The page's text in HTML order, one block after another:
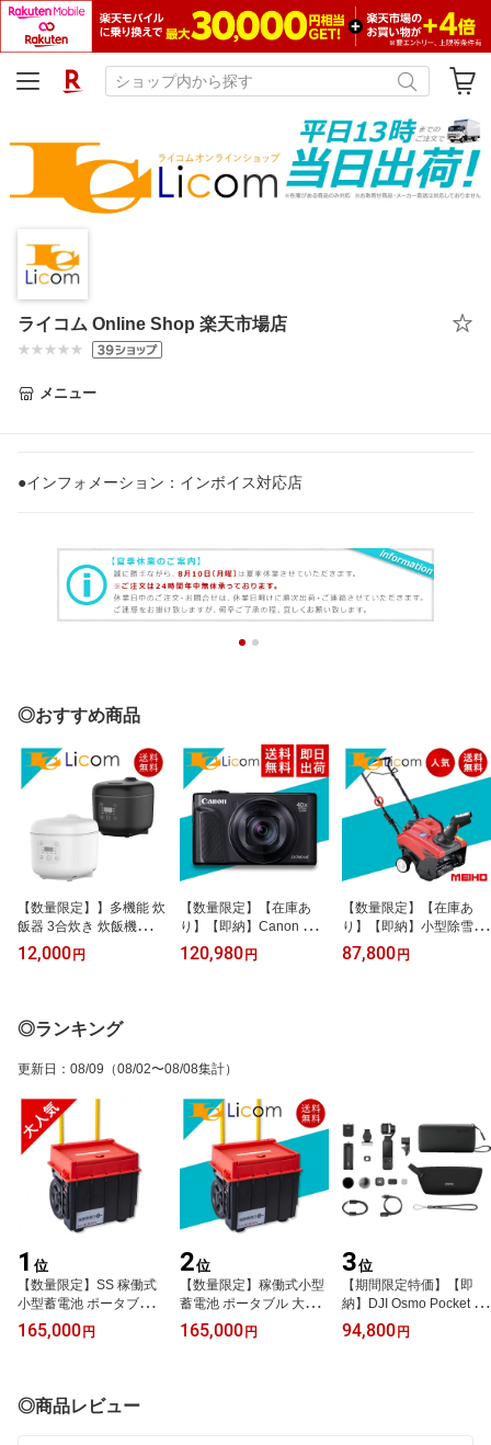
ライコム Online Shop 楽天市場店
メニュー
●インフォメーション：インボイス対応店
◎おすすめ商品
【数量限定】】多機能 炊
飯器 3合炊き 炊飯機能 炊
飯ジャー 7種類の調理メ
ニュー 白米・早炊き・炊
能 フード しゃもじ 計量
カップ 食品 おしゃれ 3合
ク ホワイト 新モデル
12,000 円
【数量限定】【在庫あ
り】【即納】Canon コン
パクトデジタルカメラ P
owerShot SX740 HS BK
120,980 円
【数量限定】【在庫あ
り】【即納】小型除雪機
スノーブロワ スコッピー
エンジン式 電動 除雪機
87,800 円
◎ランキング
更新日 ： 08/09 （08/02〜08/08集計）
1 位
【数量限定】SS 稼働式
小型蓄電池 ポータブル
大容量 最大出力1000W
非常用電源 家庭用 業務
災 災害 備蓄 台風 地震 バ
ッテリー
165,000 円
2位
【数量限定】稼働式小型
蓄電池 ポータブル 大容
量 最大出力1000W 非常
用電源 家庭用 業務用 ス
165,000 円
3位
【期間限定特価】【即
納】DJI Osmo Pocket 4
クリエイター コンボ ポ
ケットジンバルカメラ オ
94,800 円
◎商品レビュー